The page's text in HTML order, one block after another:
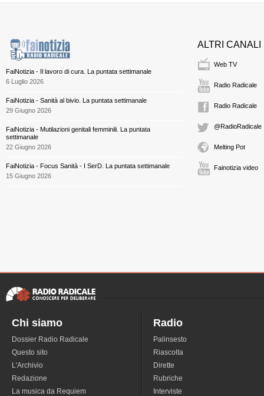
FaiNotizia - Il lavoro di cura. La puntata settimanale
6 Luglio 2026
FaiNotizia - Sanità al bivio. La puntata settimanale
29 Giugno 2026
FaiNotizia - Mutilazioni genitali femminili. La puntata
settimanale
22 Giugno 2026
FaiNotizia - Focus Sanità - I SerD. La puntata settimanale
15 Giugno 2026
ALTRI CANALI
Web TV
Radio Radicale
Radio Radicale
@RadioRadicale
Melting Pot
Fainotizia video
Chi siamo
Dossier Radio Radicale
Questo sito
L'Archivio
Redazione
La musica da Requiem
Radio
Palinsesto
Riascolta
Dirette
Rubriche
Interviste